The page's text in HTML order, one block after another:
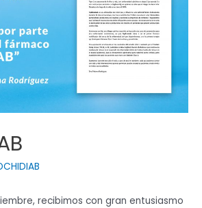
recibimos con gran entusiasmo